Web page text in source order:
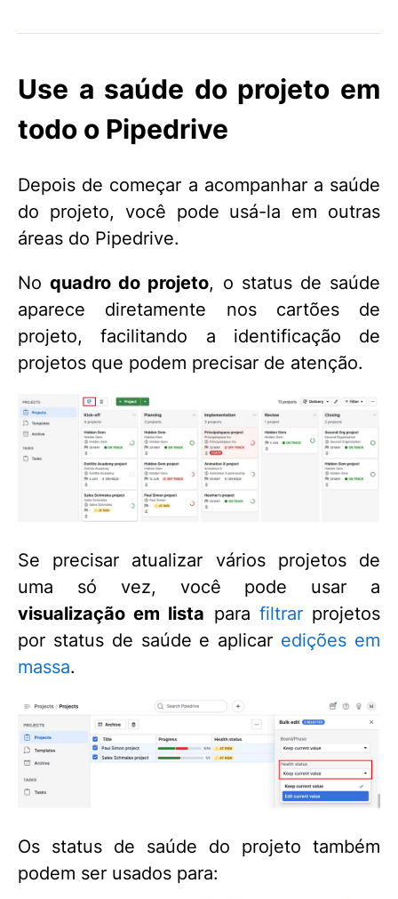
Use a saúde do projeto em
todo o Pipedrive
Depois de começar a acompanhar a saúde
do projeto, você pode usá-la em outras
áreas do Pipedrive.
Noquadro do projeto, o status de saúde
aparece diretamente nos cartões de
projeto, facilitando a identificação de
projetos que podem precisar de atenção.
Se precisar atualizar vários projetos de
uma só vez, você pode usar a
visualização em lista para filtrarprojetos
por status de saúde e aplicar edições em
massa.
Os status de saúde do projeto também
podem ser usados para: